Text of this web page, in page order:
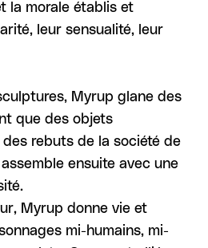
la morale établis et
leur sensualité, leur
Myrup glane des
que des objets
rebuts de la société de
ensuite avec une
Myrup donne vie et
mi-humains, mi-